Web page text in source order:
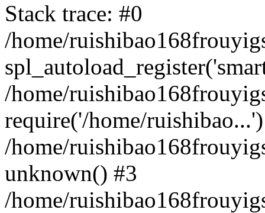
Stack trace: #0
/home/
/home/
require('/home/
/home/
unknown() #3
/home/